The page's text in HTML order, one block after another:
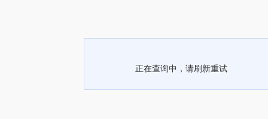
正在查询中，请刷新重试